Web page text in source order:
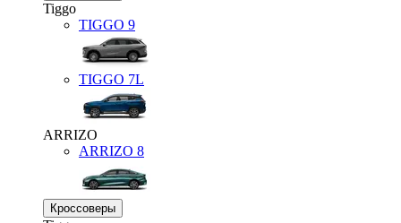
Tiggo
TIGGO 9
TIGGO 7L
ARRIZO
ARRIZO 8
Кроссоверы